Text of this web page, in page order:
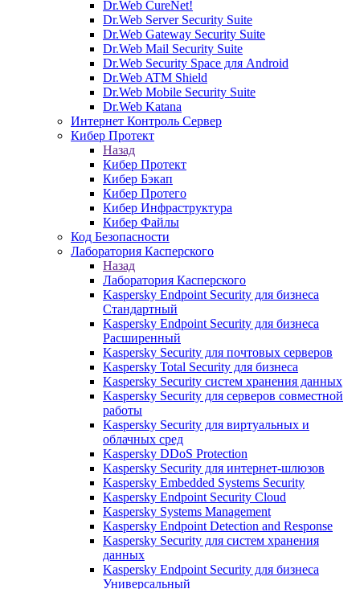
Dr.Web CureNet!
Dr.Web Server Security Suite
Dr.Web Gateway Security Suite
Dr.Web Mail Security Suite
Dr.Web Security Space для Android
Dr.Web ATM Shield
Dr.Web Mobile Security Suite
Dr.Web Katana
Интернет Контроль Сервер
Кибер Протект
Назад
Кибер Протект
Кибер Бэкап
Кибер Протего
Кибер Инфраструктура
Кибер Файлы
Код Безопасности
Лаборатория Касперского
Назад
Лаборатория Касперского
Kaspersky Endpoint Security для бизнеса
Стандартный
Kaspersky Endpoint Security для бизнеса
Расширенный
Kaspersky Security для почтовых серверов
Kaspersky Total Security для бизнеса
Kaspersky Security систем хранения данных
Kaspersky Security для серверов совместной
работы
Kaspersky Security для виртуальных и
облачных сред
Kaspersky DDoS Protection
Kaspersky Security для интернет-шлюзов
Kaspersky Embedded Systems Security
Kaspersky Endpoint Security Cloud
Kaspersky Systems Management
Kaspersky Endpoint Detection and Response
Kaspersky Security для систем хранения
данных
Kaspersky Endpoint Security для бизнеса
Универсальный